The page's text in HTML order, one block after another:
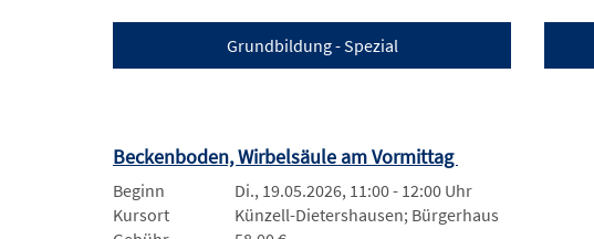
Grundbildung - Spezial
Beckenboden, Wirbelsäule am Vormittag
Beginn
Di., 19.05.2026, 11:00 - 12:00 Uhr
Kursort
Künzell-Dietershausen; Bürgerhaus